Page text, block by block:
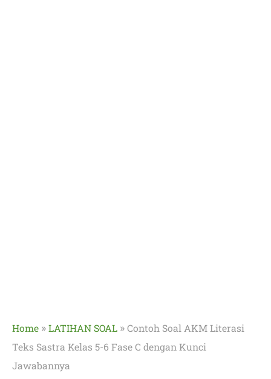
Home »LATIHAN SOAL »Contoh Soal AKM Literasi
Teks Sastra Kelas 5-6 Fase C dengan Kunci
Jawabannya